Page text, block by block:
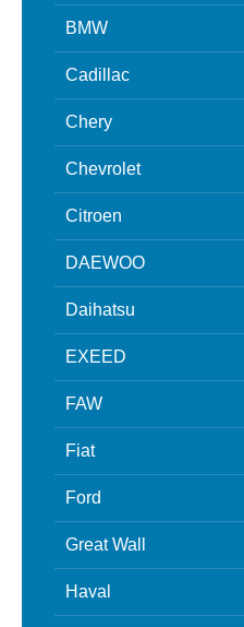
BMW
Cadillac
Chery
Chevrolet
Citroen
DAEWOO
Daihatsu
EXEED
FAW
Fiat
Ford
Great Wall
Haval